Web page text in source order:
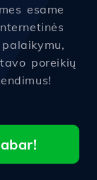
esame
poreikių